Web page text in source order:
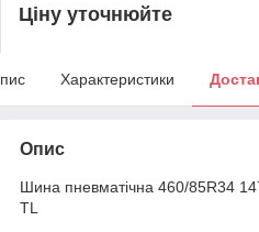
Ціну уточнюйте
Характеристики
Опис
Шина пневматічна 460/85R34
TL